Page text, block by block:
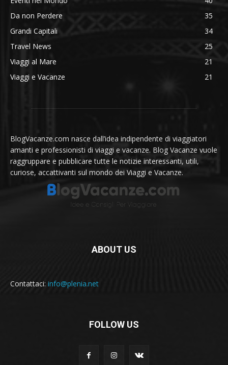
Da non Perdere
35
Grandi Capitali
34
Travel News
25
Viaggi al Mare
21
Viaggi e Vacanze
21
BlogVacanze.com nasce dall’idea indipendente di viaggiatori
amanti e professionisti di viaggi e vacanze. Blog Vacanze vuole
raggruppare e pubblicare tutte le notizie interessanti, utili,
curiose, accattivanti sul mondo dei Viaggi e Vacanze.
ABOUT US
Contattaci: info@plenia.net
FOLLOW US